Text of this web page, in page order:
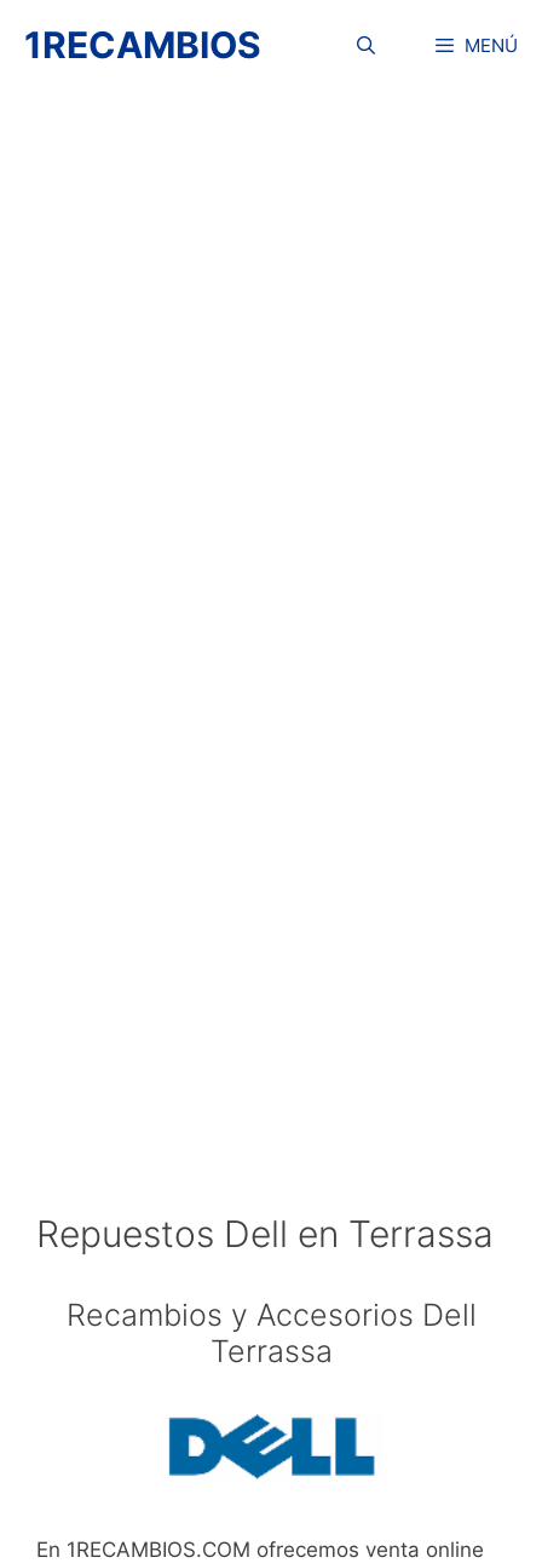
1RECAMBIOS MENÚ
Repuestos Dell en Terrassa
Recambios y Accesorios Dell
Terrassa
En 1RECAMBIOS.COM ofrecemos venta online